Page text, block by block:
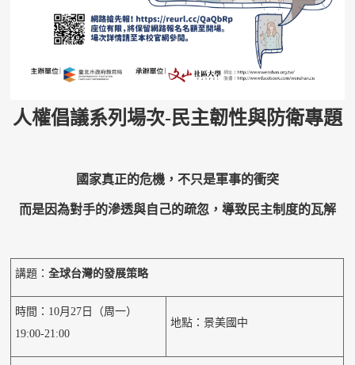
人權倡議系列場次-民主韌性與防衛專題
國家真正的危機，不只是軍事的衝突
而是因為對手的滲透與自己的疏忽，導致民主制度的瓦解
講題：全球台灣的發展策略
時間：10月27日（周一）
19:00-21:00
地點：景美國中